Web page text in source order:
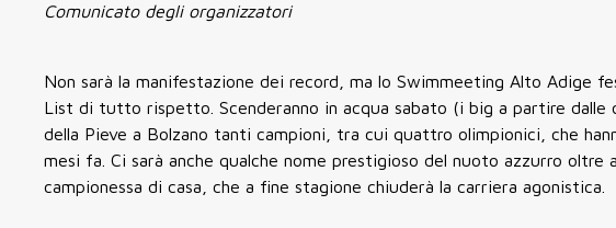
Comunicato degli organizzatori
Non sarà la manifestazione dei record, ma lo Swimmeeting Alto Adige
List di tutto rispetto. Scenderanno in acqua sabato (i big a partire dalle
della Pieve a Bolzano tanti campioni, tra cui quattro olimpionici, che
mesi fa. Ci sarà anche qualche nome prestigioso del nuoto azzurro oltre
campionessa di casa, che a fine stagione chiuderà la carriera agonistica.